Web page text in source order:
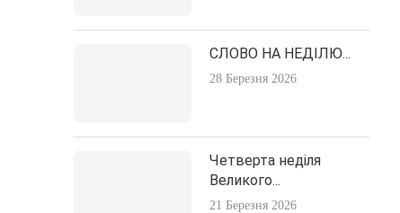
СЛОВО НА НЕДІЛЮ...
28 Березня 2026
Четверта неділя
Великого...
21 Березня 2026